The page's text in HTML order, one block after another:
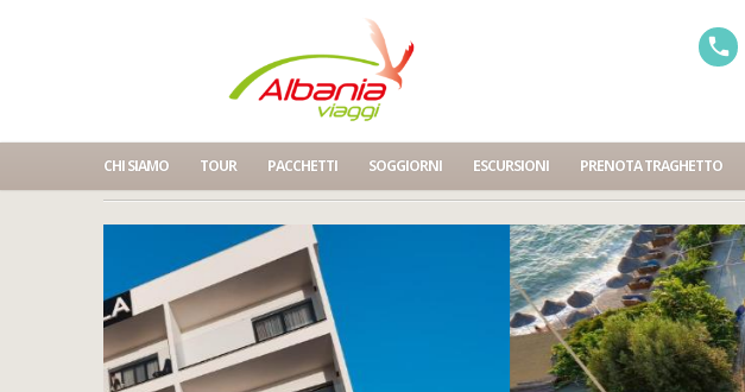
CHI SIAMO TOUR PACCHETTI SOGGIORNI ESCURSIONI PRENOTA TRAGHETTO
Home Hotel Vola